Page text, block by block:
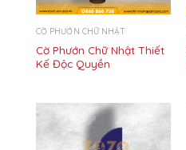
CỜ PHƯỚN CHỮ NHẬT
Cờ Phướn Chữ Nhật Thiết
Kế Độc Quyền